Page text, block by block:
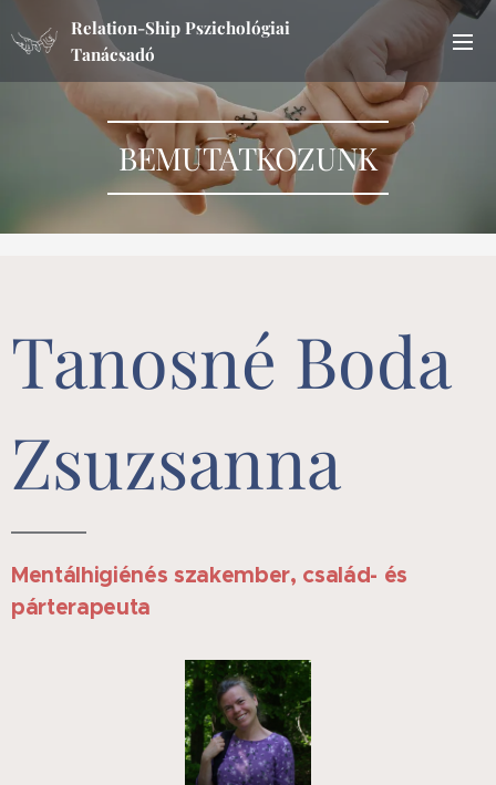
Relation-Ship Pszichológiai
Tanácsadó
BEMUTATKOZUNK
Tanosné Boda
Zsuzsanna
Mentálhigiénés szakember, család- és
párterapeuta